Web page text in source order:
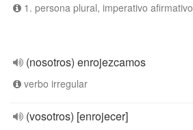
1. persona plural, imperativo afirmativo
(nosotros) enrojezcamos
verbo irregular
(vosotros) [enrojecer]